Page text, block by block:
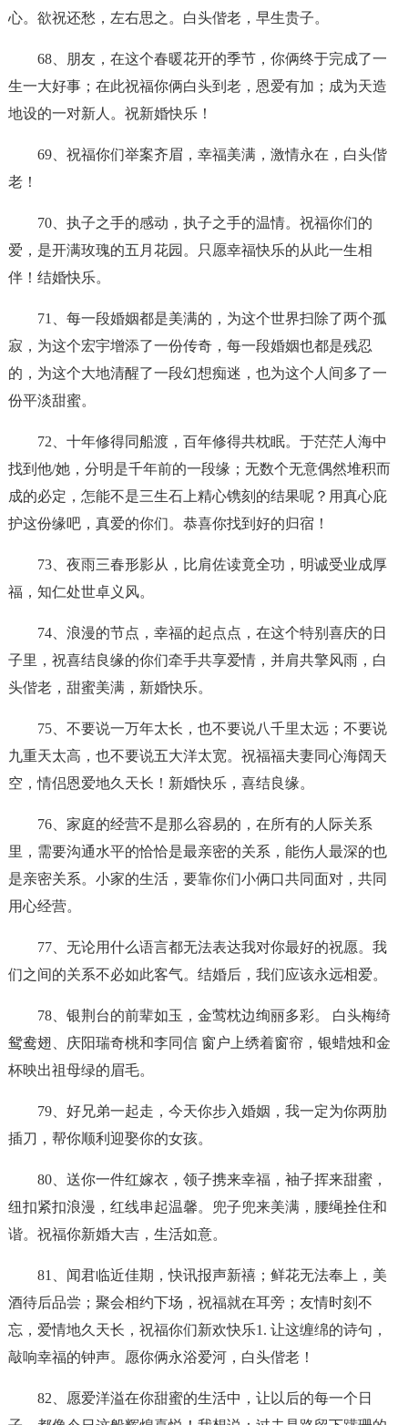
心。欲祝还愁，左右思之。白头偕老，早生贵子。
68、朋友，在这个春暖花开的季节，你俩终于完成了一
生一大好事；在此祝福你俩白头到老，恩爱有加；成为天造
地设的一对新人。祝新婚快乐！
69、祝福你们举案齐眉，幸福美满，激情永在，白头偕
老！
70、执子之手的感动，执子之手的温情。祝福你们的
爱，是开满玫瑰的五月花园。只愿幸福快乐的从此一生相
伴！结婚快乐。
71、每一段婚姻都是美满的，为这个世界扫除了两个孤
寂，为这个宏宇增添了一份传奇，每一段婚姻也都是残忍
的，为这个大地清醒了一段幻想痴迷，也为这个人间多了一
份平淡甜蜜。
72、十年修得同船渡，百年修得共枕眠。于茫茫人海中
找到他/她，分明是千年前的一段缘；无数个无意偶然堆积而
成的必定，怎能不是三生石上精心镌刻的结果呢？用真心庇
护这份缘吧，真爱的你们。恭喜你找到好的归宿！
73、夜雨三春形影从，比肩佐读竟全功，明诚受业成厚
福，知仁处世卓义风。
74、浪漫的节点，幸福的起点点，在这个特别喜庆的日
子里，祝喜结良缘的你们牵手共享爱情，并肩共擎风雨，白
头偕老，甜蜜美满，新婚快乐。
75、不要说一万年太长，也不要说八千里太远；不要说
九重天太高，也不要说五大洋太宽。祝福福夫妻同心海阔天
空，情侣恩爱地久天长！新婚快乐，喜结良缘。
76、家庭的经营不是那么容易的，在所有的人际关系
里，需要沟通水平的恰恰是最亲密的关系，能伤人最深的也
是亲密关系。小家的生活，要靠你们小俩口共同面对，共同
用心经营。
77、无论用什么语言都无法表达我对你最好的祝愿。我
们之间的关系不必如此客气。结婚后，我们应该永远相爱。
78、银荆台的前辈如玉，金莺枕边绚丽多彩。 白头梅绮
鸳鸯翅、庆阳瑞奇桃和李同信 窗户上绣着窗帘，银蜡烛和金
杯映出祖母绿的眉毛。
79、好兄弟一起走，今天你步入婚姻，我一定为你两肋
插刀，帮你顺利迎娶你的女孩。
80、送你一件红嫁衣，领子携来幸福，袖子挥来甜蜜，
纽扣紧扣浪漫，红线串起温馨。兜子兜来美满，腰绳拴住和
谐。祝福你新婚大吉，生活如意。
81、闻君临近佳期，快讯报声新禧；鲜花无法奉上，美
酒待后品尝；聚会相约下场，祝福就在耳旁；友情时刻不
忘，爱情地久天长，祝福你们新欢快乐1. 让这缠绵的诗句，
敲响幸福的钟声。愿你俩永浴爱河，白头偕老！
82、愿爱洋溢在你甜蜜的生活中，让以后的每一个日